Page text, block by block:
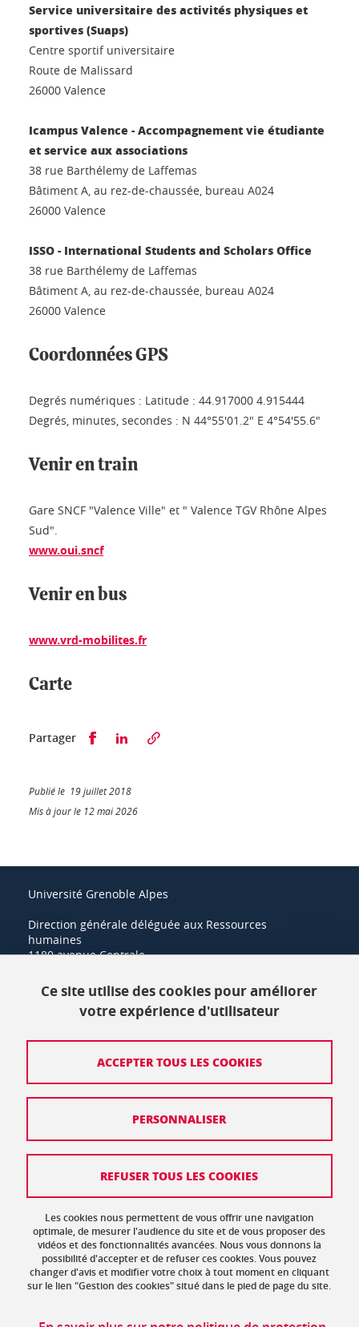
Service universitaire des activités physiques et
sportives (Suaps)
Centre sportif universitaire
Route de Malissard
26000 Valence
Icampus Valence - Accompagnement vie étudiante
et service aux associations
38 rue Barthélemy de Laffemas
Bâtiment A, au rez-de-chaussée, bureau A024
26000 Valence
ISSO - International Students and Scholars Office
38 rue Barthélemy de Laffemas
Bâtiment A, au rez-de-chaussée, bureau A024
26000 Valence
Coordonnées GPS
Degrés numériques : Latitude : 44.917000 4.915444
Degrés, minutes, secondes : N 44°55'01.2" E 4°54'55.6"
Venir en train
Gare SNCF "Valence Ville" et " Valence TGV Rhône Alpes
Sud".
www.oui.sncf
Venir en bus
www.vrd-mobilites.fr
Carte
Partager Partager sur Facebook
Partager sur LinkedIn
Publié le 19 juillet 2018
Mis à jour le 12 mai 2026
Université Grenoble Alpes
Direction générale déléguée aux Ressources
humaines
1180 avenue Centrale
+33 (0)4 57 42 21 42
Mentions légales
Politique de protection des données
Données personnelles
Gestion des cookies
Accessibilité : non conforme
Plan de site
Ce site utilise des cookies pour améliorer
votre expérience d'utilisateur
Les cookies nous permettent de vous offrir une navigation
optimale, de mesurer l'audience du site et de vous proposer des
vidéos et des fonctionnalités avancées. Nous vous donnons la
possibilité d'accepter et de refuser ces cookies. Vous pouvez
changer d'avis et modifier votre choix à tout moment en cliquant
sur le lien "Gestion des cookies" situé dans le pied de page du site.
ACCEPTER TOUS LES COOKIES
REFUSER TOUS LES COOKIES
PERSONNALISER